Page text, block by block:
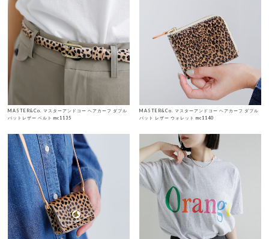
MASTER&Co. マスターアンドコー ヘアカーフ ダブル
バットレザー ベルト mc1135
MASTER&Co. マスターアンドコー ヘアカーフ ダブル
バット レザー ウォレット mc1140